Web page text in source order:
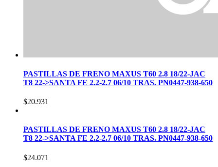
PASTILLAS DE FRENO MAXUS T60 2.8 18/22-JAC
T8 22->SANTA FE 2.2-2.7 06/10 TRAS. PN0447-938-650
$20.931
PASTILLAS DE FRENO MAXUS T60 2.8 18/22-JAC
T8 22->SANTA FE 2.2-2.7 06/10 TRAS. PN0447-938-650
$24.071